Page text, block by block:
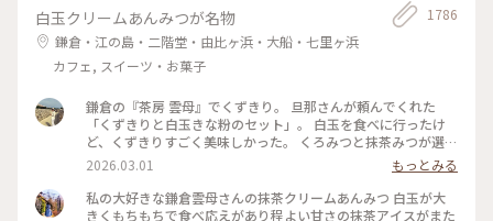
白玉クリームあんみつが名物
鎌倉・江の島・二階堂・由比ヶ浜・大船・七里ヶ浜
カフェ, スイーツ・お菓子
1786
鎌倉の『茶房 雲母』でくずきり。 旦那さんが頼んでくれた
「くずきりと白玉きな粉のセット」。 白玉を食べに行ったけ
ど、くずきりすごく美味しかった。 くろみつと抹茶みつが選べ
ます。 1時間待ちを想定して行ったら、30分も待たずに入れ
た。 梅の見える特等席。 けど、席についてから出てくるまで
30分弱かかったので、だいたい1時間。 1時間くらいなら、並
んでも食べたいクオリティ。 #神奈川#鎌倉#茶房雲母#白玉#お
2026.03.01
もっとみる
私の大好きな鎌倉雲母さんの抹茶クリームあんみつ 白玉が大
きくもちもちで食べ応えがあり程よい甘さの抹茶アイスがまた